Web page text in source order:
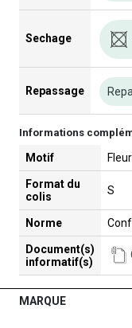
Sechage
Repassage
Informations
Motif Fleur
Format du
colis
S
Norme
Document(s)
informatif(s)
MARQUE